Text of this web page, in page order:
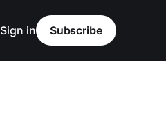
Sign in Subscribe